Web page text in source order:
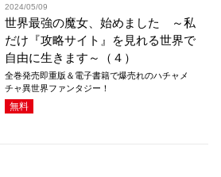
2024/05/09
世界最強の魔女、始めました ～私
だけ『攻略サイト』を見れる世界で
自由に生きます～（４）
全巻発売即重版＆電子書籍で爆売れのハチャメ
チャ異世界ファンタジー！
無料